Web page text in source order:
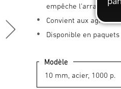
empêche
Convient aux
Disponible en
Modèle